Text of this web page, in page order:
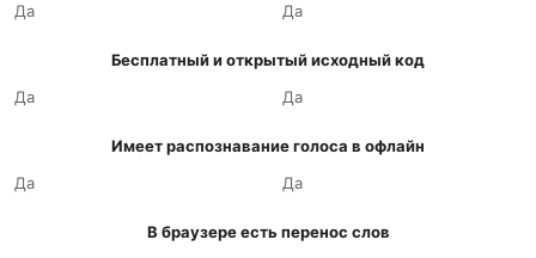
Да
Да
Бесплатный и открытый исходный код
Да
Да
Имеет распознавание голоса в офлайн
Да
Да
В браузере есть перенос слов